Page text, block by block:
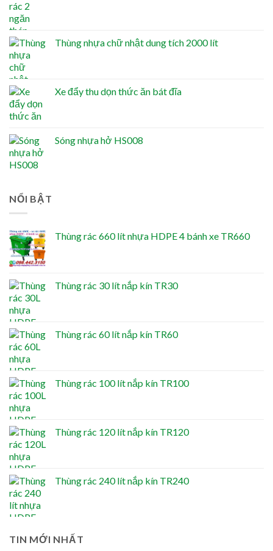
Thùng nhựa chữ nhật dung tích 2000 lít
Xe đẩy thu dọn thức ăn bát đĩa
Sóng nhựa hở HS008
NỔI BẬT
Thùng rác 660 lít nhựa HDPE 4 bánh xe TR660
Thùng rác 30 lít nắp kín TR30
Thùng rác 60 lít nắp kín TR60
Thùng rác 100 lít nắp kín TR100
Thùng rác 120 lít nắp kín TR120
Thùng rác 240 lít nắp kín TR240
TIN MỚI NHẤT